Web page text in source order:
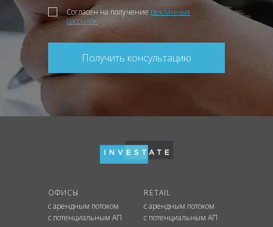
Согласен на получение рекламных
рассылок
Получить консультацию
ОФИСЫ
с арендным потоком
с потенциальным АП
RETAIL
с арендным потоком
с потенциальным АП